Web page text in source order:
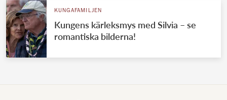
KUNGAFAMILJEN
Kungens kärleksmys med Silvia – se
romantiska bilderna!